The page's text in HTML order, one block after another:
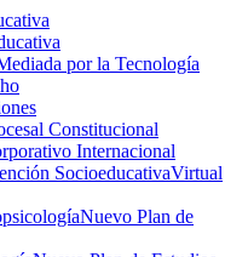
por la Tecnología
Constitucional
Internacional
SocioeducativaVirtual
Nuevo Plan de